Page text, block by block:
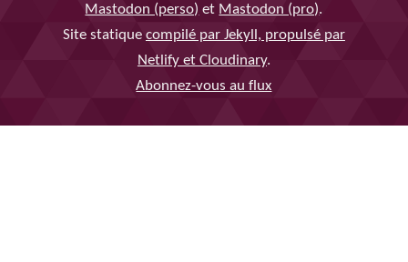
Mastodon (perso) et Mastodon (pro).
Site statique compilé par Jekyll, propulsé par
Netlify et Cloudinary.
Abonnez-vous au flux